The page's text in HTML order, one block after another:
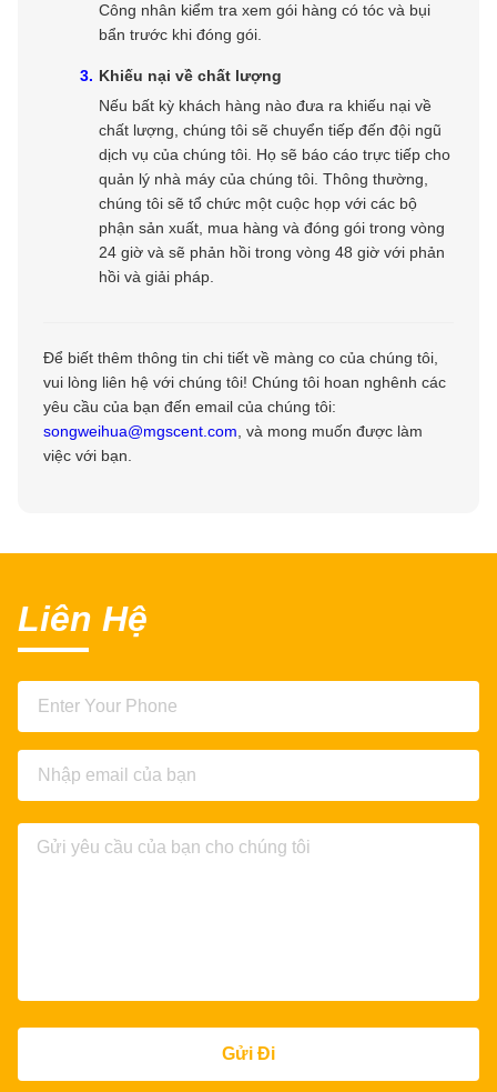
Công nhân kiểm tra xem gói hàng có tóc và bụi
bẩn trước khi đóng gói.
Khiếu nại về chất lượng
Nếu bất kỳ khách hàng nào đưa ra khiếu nại về
chất lượng, chúng tôi sẽ chuyển tiếp đến đội ngũ
dịch vụ của chúng tôi. Họ sẽ báo cáo trực tiếp cho
quản lý nhà máy của chúng tôi. Thông thường,
chúng tôi sẽ tổ chức một cuộc họp với các bộ
phận sản xuất, mua hàng và đóng gói trong vòng
24 giờ và sẽ phản hồi trong vòng 48 giờ với phản
hồi và giải pháp.
Để biết thêm thông tin chi tiết về màng co của chúng tôi,
vui lòng liên hệ với chúng tôi! Chúng tôi hoan nghênh các
yêu cầu của bạn đến email của chúng tôi:
songweihua@mgscent.com, và mong muốn được làm
việc với bạn.
Liên Hệ
Gửi Đi